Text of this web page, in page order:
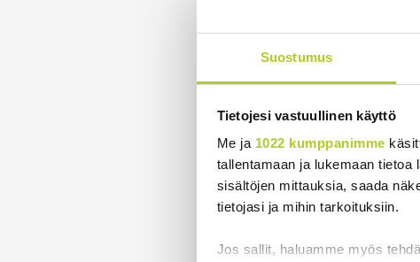
Suostumus
Tietojesi vastuullinen käyttö
Me ja 1022 kumppanimme
tallentamaan ja lukemaan
sisältöjen mittauksia, saada
tietojasi ja mihin tarkoituksiin.
Jos sallit, haluamme myös